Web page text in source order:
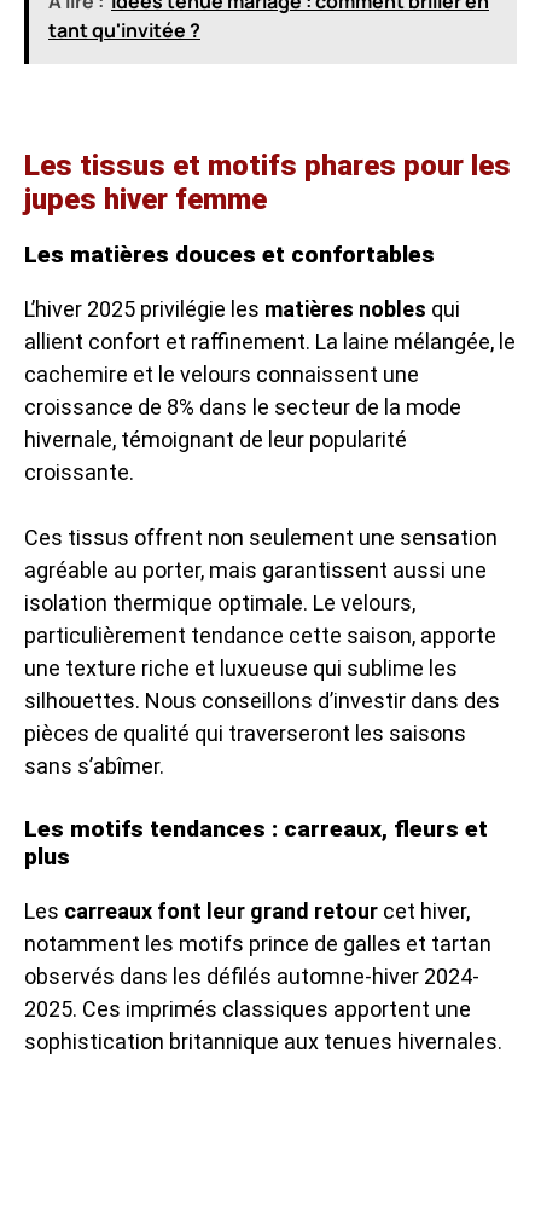
tant qu'invitée ?
Les tissus et motifs phares pour les
jupes hiver femme
Les matières douces et confortables
L’hiver 2025 privilégie les matières nobles qui
allient confort et raffinement. La laine mélangée, le
cachemire et le velours connaissent une
croissance de 8% dans le secteur de la mode
hivernale, témoignant de leur popularité
croissante.
Ces tissus offrent non seulement une sensation
agréable au porter, mais garantissent aussi une
isolation thermique optimale. Le velours,
particulièrement tendance cette saison, apporte
une texture riche et luxueuse qui sublime les
silhouettes. Nous conseillons d’investir dans des
pièces de qualité qui traverseront les saisons
sans s’abîmer.
Les motifs tendances : carreaux, fleurs et
plus
Les carreaux font leur grand retour cet hiver,
notamment les motifs prince de galles et tartan
observés dans les défilés automne-hiver 2024-
2025. Ces imprimés classiques apportent une
sophistication britannique aux tenues hivernales.